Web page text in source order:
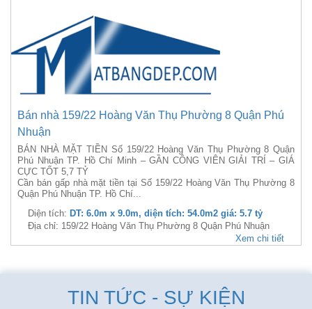
Bán nhà 159/22 Hoàng Văn Thụ Phường 8 Quận Phú
Nhuận
BÁN NHÀ MẶT TIỀN Số 159/22 Hoàng Văn Thụ Phường 8 Quận
Phú Nhuận TP. Hồ Chí Minh – GẦN CÔNG VIÊN GIẢI TRÍ – GIÁ
CỰC TỐT 5,7 TỶ
Cần bán gấp nhà mặt tiền tại Số 159/22 Hoàng Văn Thụ Phường 8
Quận Phú Nhuận TP. Hồ Chí...
Diện tích: DT: 6.0m x 9.0m, diện tích: 54.0m2 giá: 5.7 tỷ
Địa chỉ: 159/22 Hoàng Văn Thụ Phường 8 Quận Phú Nhuận
Xem chi tiết
TIN TỨC - SỰ KIỆN